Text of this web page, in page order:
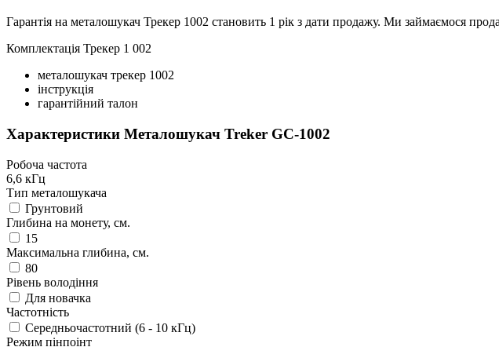
Гарантія на металошукач Трекер 1002 становить 1 рік з дати продажу. Ми займаємося
Комплектація Трекер 1 002
металошукач трекер 1002
інструкція
гарантійний талон
Характеристики Металошукач Treker GC-1002
Робоча частота
6,6 кГц
Тип металошукача
Грунтовий
Глибина на монету, см.
15
Максимальна глибина, см.
80
Рівень володіння
Для новачка
Частотність
Середньочастотний (6 - 10 кГц)
Режим пінпоінт